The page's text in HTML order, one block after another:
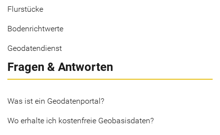
Flurstücke
Bodenrichtwerte
Geodatendienst
Fragen & Antworten
Was ist ein Geodatenportal?
Wo erhalte ich kostenfreie Geobasisdaten?